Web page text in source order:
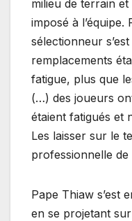
milieu de terrain
imposé à l’équipe.
sélectionneur
remplacements
fatigue, plus que
(…) des joueurs
étaient fatigués et
Les laisser sur le
professionnelle
Pape Thiaw s’est
en se projetant